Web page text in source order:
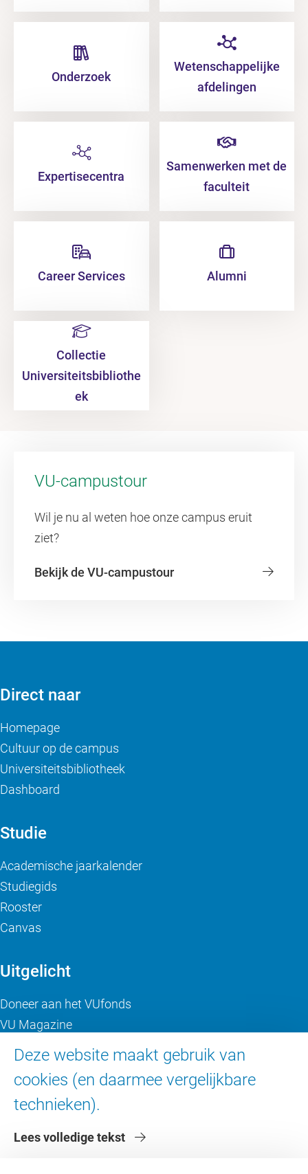
Onderzoek
Wetenschappelijke
afdelingen
Expertisecentra
Samenwerken met de
faculteit
Career Services Alumni
Collectie
Universiteitsbibliothe
ek
VU-campustour
Wil je nu al weten hoe onze campus eruit
ziet?
Bekijk de VU-campustour
Deze website maakt gebruik van
cookies (en daarmee vergelijkbare
technieken).
Lees volledige tekst
Direct naar
Homepage
Cultuur op de campus
Universiteitsbibliotheek
Dashboard
Studie
Academische jaarkalender
Studiegids
Rooster
Canvas
Uitgelicht
Doneer aan het VUfonds
VU Magazine
Over de VU
Contact en route